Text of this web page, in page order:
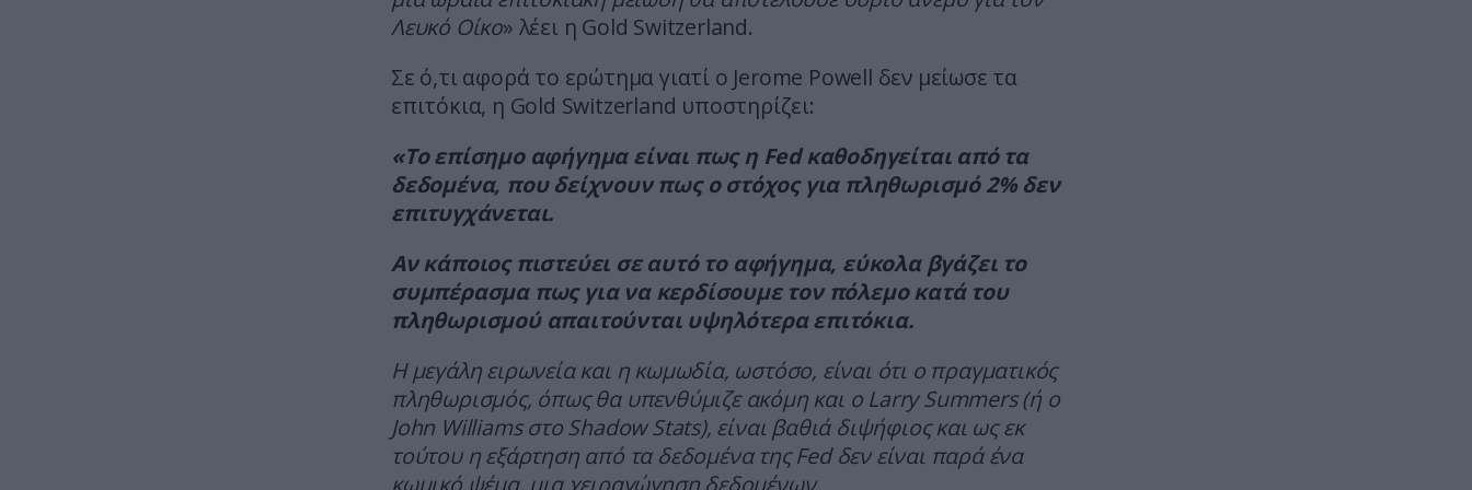
Λευκό Οίκο» λέει η Gold Switzerland.
Σε ό,τι αφορά το ερώτημα γιατί ο Jerome Powell δεν μείωσε τα
επιτόκια, η Gold Switzerland υποστηρίζει:
«Το επίσημο αφήγημα είναι πως η Fed καθοδηγείται από τα
δεδομένα, που δείχνουν πως ο στόχος για πληθωρισμό 2% δεν
επιτυγχάνεται.
Αν κάποιος πιστεύει σε αυτό το αφήγημα, εύκολα βγάζει το
συμπέρασμα πως για να κερδίσουμε τον πόλεμο κατά του
πληθωρισμού απαιτούνται υψηλότερα επιτόκια.
Η μεγάλη ειρωνεία και η κωμωδία, ωστόσο, είναι ότι ο πραγματικός
πληθωρισμός, όπως θα υπενθύμιζε ακόμη και ο Larry Summers (ή ο
John Williams στο Shadow Stats), είναι βαθιά διψήφιος και ως εκ
τούτου η εξάρτηση από τα δεδομένα της Fed δεν είναι παρά ένα
κωμικό ψέμα, μια χειραγώγηση δεδομένων.